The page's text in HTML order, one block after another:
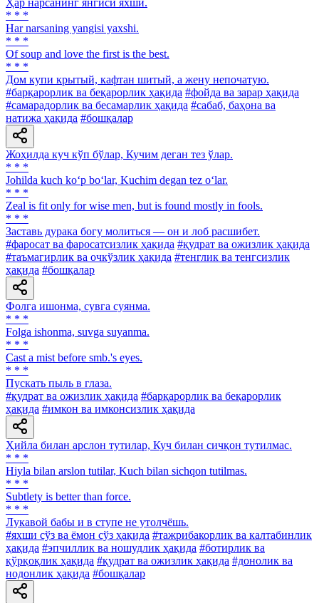
Ҳар нарсанинг янгиси яхши.
* * *
Har narsaning yangisi yaxshi.
* * *
Of soup and love the first is the best.
* * *
Дом купи крытый, кафтан шитый, а жену непочатую.
#барқарорлик ва беқарорлик ҳақида #фойда ва зарар ҳақида
#самарадорлик ва бесамарлик ҳақида #сабаб, баҳона ва
натижа ҳақида #бошқалар
Жоҳилда куч кўп бўлар, Кучим деган тез ўлар.
* * *
Johilda kuch ko‘p bo‘lar, Kuchim degan tez o‘lar.
* * *
Zeal is fit only for wise men, but is found mostly in fools.
* * *
Заставь дурака богу молиться — он и лоб расшибет.
#фаросат ва фаросатсизлик ҳақида #қудрат ва ожизлик ҳақида
#таъмагирлик ва очкўзлик ҳақида #тенглик ва тенгсизлик
ҳақида #бошқалар
Фолга ишонма, сувга суянма.
* * *
Folga ishonma, suvga suyanma.
* * *
Cast a mist before smb.'s eyes.
* * *
Пускать пыль в глаза.
#қудрат ва ожизлик ҳақида #барқарорлик ва беқарорлик
ҳақида #имкон ва имконсизлик ҳақида
Ҳийла билан арслон тутилар, Куч билан сичқон тутилмас.
* * *
Hiyla bilan arslon tutilar, Kuch bilan sichqon tutilmas.
* * *
Subtlety is better than force.
* * *
Лукавой бабы и в ступе не утолчёшь.
#яхши сўз ва ёмон сўз ҳақида #тажрибакорлик ва калтабинлик
ҳақида #эпчиллик ва ношудлик ҳақида #ботирлик ва
қўрқоқлик ҳақида #қудрат ва ожизлик ҳақида #донолик ва
нодонлик ҳақида #бошқалар